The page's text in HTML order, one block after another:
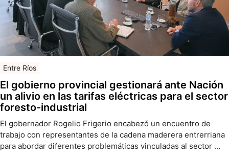
Entre Ríos
El gobierno provincial gestionará ante Nación
un alivio en las tarifas eléctricas para el sector
foresto-industrial
El gobernador Rogelio Frigerio encabezó un encuentro de
trabajo con representantes de la cadena maderera entrerriana
para abordar diferentes problemáticas vinculadas al sector …